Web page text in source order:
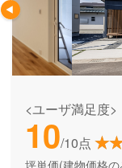
<ユーザ満足度>
10/10点